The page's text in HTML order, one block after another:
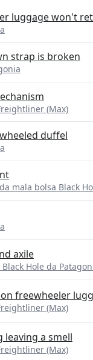
luggage won't
strap is broken
(Max)
duffel
mala bolsa Black
axile
Hole da
freewheeler
(Max)
leaving a smell
(Max)